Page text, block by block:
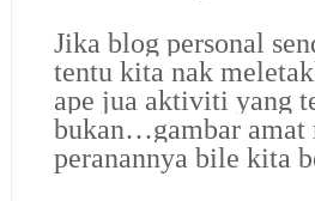
Jika blog personal
tentu kita nak
ape jua aktiviti yang
bukan…gambar amat
peranannya bile kita